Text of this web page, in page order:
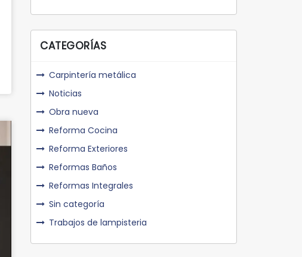
CATEGORÍAS
Carpintería metálica
Noticias
Obra nueva
Reforma Cocina
Reforma Exteriores
Reformas Baños
Reformas Integrales
Sin categoría
Trabajos de lampisteria